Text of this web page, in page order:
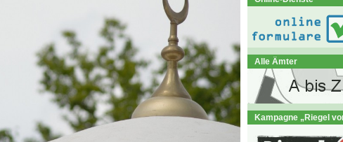
Alle Ämter
Kampagne „Riegel